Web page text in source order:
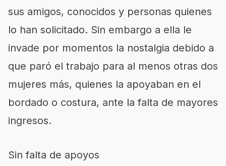
sus amigos, conocidos y personas quienes
lo han solicitado. Sin embargo a ella le
invade por momentos la nostalgia debido a
que paró el trabajo para al menos otras dos
mujeres más, quienes la apoyaban en el
bordado o costura, ante la falta de mayores
ingresos.
Sin falta de apoyos